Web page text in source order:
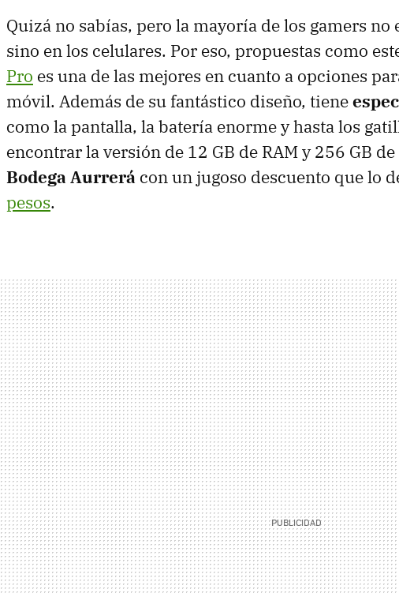
Quizá no sabías, pero la mayoría de los gamers no
sino en los celulares. Por eso, propuestas como
Pro es una de las mejores en cuanto a opciones
móvil. Además de su fantástico diseño, tiene
como la pantalla, la batería enorme y hasta los
encontrar la versión de 12 GB de RAM y 256 GB
Bodega Aurrerá con un jugoso descuento que lo
pesos.